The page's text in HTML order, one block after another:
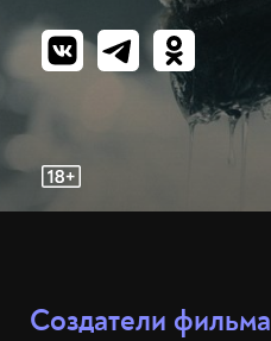
Создатели фильма